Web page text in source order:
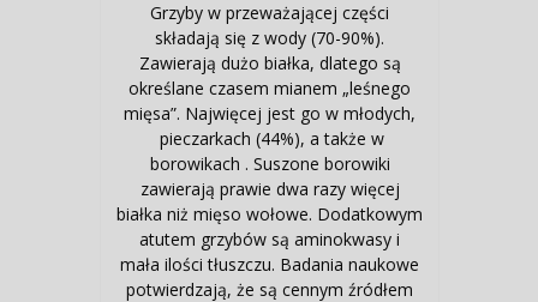
Grzyby w przeważającej części
składają się z wody (70-90%).
Zawierają dużo białka, dlatego są
określane czasem mianem „leśnego
mięsa”. Najwięcej jest go w młodych,
pieczarkach (44%), a także w
borowikach . Suszone borowiki
zawierają prawie dwa razy więcej
białka niż mięso wołowe. Dodatkowym
atutem grzybów są aminokwasy i
mała ilości tłuszczu. Badania naukowe
potwierdzają, że są cennym źródłem